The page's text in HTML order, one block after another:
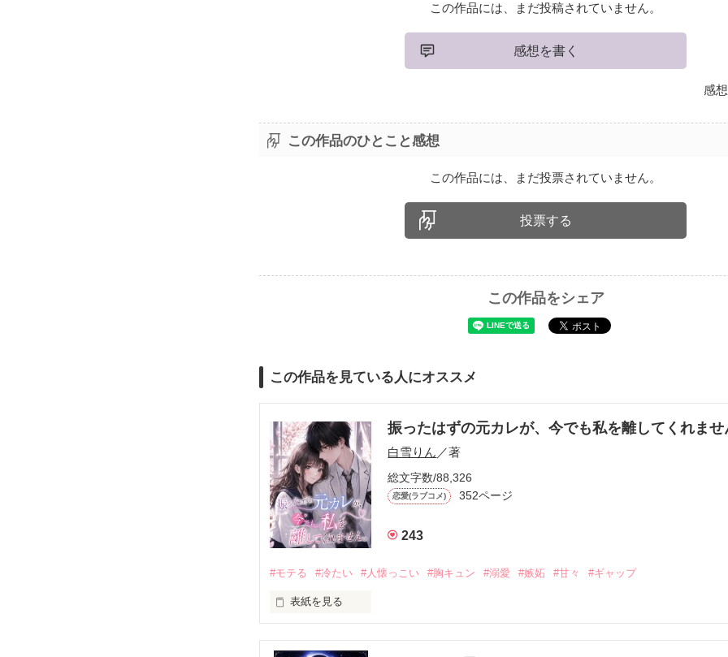
この作品には、まだ投稿されていません。
感想を書く
感
この作品のひとこと感想
この作品には、まだ投票されていません。
投票する
この作品をシェア
この作品を見ている人にオススメ
振ったはずの元カレが、今でも私を離してくれま
白雪りん ／著
総文字数/88,326
恋愛(ラブコメ) 352ページ
243
#モテる #冷たい #人懐っこい #胸キュン #溺愛 #嫉妬 #甘々 #ギャップ
表紙を見る